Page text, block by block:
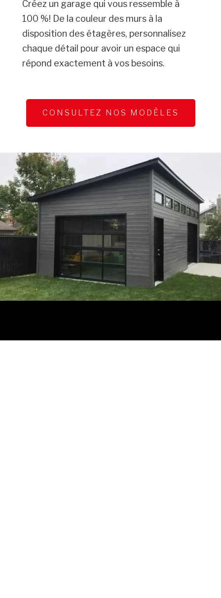
Créez un garage qui vous ressemble à
100 %! De la couleur des murs à la
disposition des étagères, personnalisez
chaque détail pour avoir un espace qui
répond exactement à vos besoins.
CONSULTEZ NOS MODÈLES